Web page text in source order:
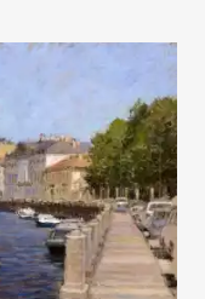
rakovgallery.ru